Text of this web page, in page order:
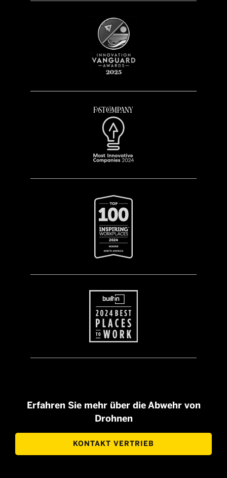
Erfahren Sie mehr über die Abwehr von
Drohnen
KONTAKT VERTRIEB